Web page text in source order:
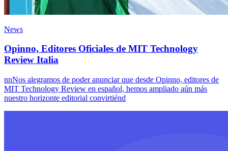
News
Opinno, Editores Oficiales de MIT Technology
Review Italia
nnNos alegramos de poder anunciar que desde Opinno, editores de
MIT Technology Review en español, hemos ampliado aún más
nuestro horizonte editorial convirtiénd